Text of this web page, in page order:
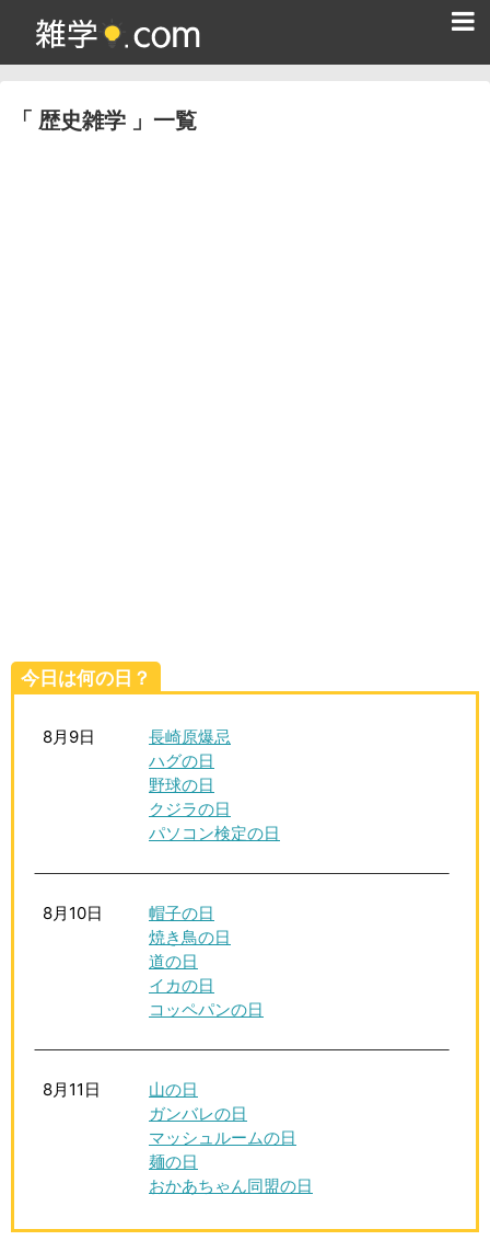
歴史雑学 一覧
今日は何の日？
8月9日
長崎原爆忌
ハグの日
野球の日
クジラの日
パソコン検定の日
8月10日
帽子の日
焼き鳥の日
道の日
イカの日
コッペパンの日
8月11日
山の日
ガンバレの日
マッシュルームの日
麺の日
おかあちゃん同盟の日
雑学クイズ問題集